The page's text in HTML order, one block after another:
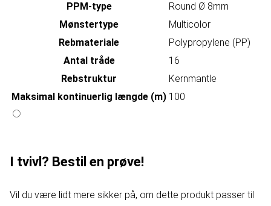
PPM-type
Round Ø 8mm
Mønstertype
Multicolor
Rebmateriale
Polypropylene (PP)
Antal tråde
16
Rebstruktur
Kernmantle
Maksimal kontinuerlig længde (m) 100
I tvivl? Bestil en prøve!
Vil du være lidt mere sikker på, om dette produkt passer til